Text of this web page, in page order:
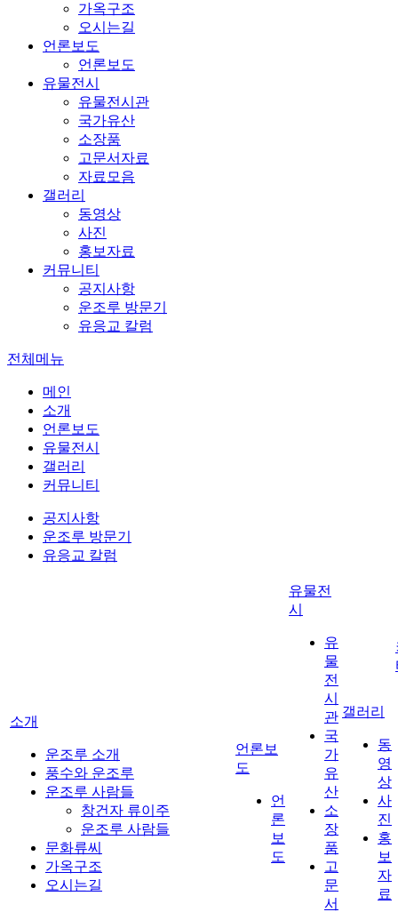
가옥구조
오시는길
언론보도
언론보도
유물전시
유물전시관
국가유산
소장품
고문서자료
자료모음
갤러리
동영상
사진
홍보자료
커뮤니티
공지사항
운조루 방문기
유응교 칼럼
전체메뉴
메인
소개
언론보도
유물전시
갤러리
커뮤니티
공지사항
운조루 방문기
유응교 칼럼
소개
운조루 소개
풍수와 운조루
운조루 사람들
창건자 류이주
운조루 사람들
문화류씨
가옥구조
오시는길
언론보
도
언
론
보
도
유물전
시
유
물
전
시
관
국
가
유
산
소
장
품
고
문
서
갤러리
동
영
상
사
진
홍
보
자
료